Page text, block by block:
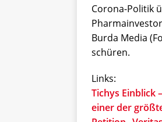
Corona-Politik
Burda Media
schüren.
Links:
Tichys Einblick
einer der